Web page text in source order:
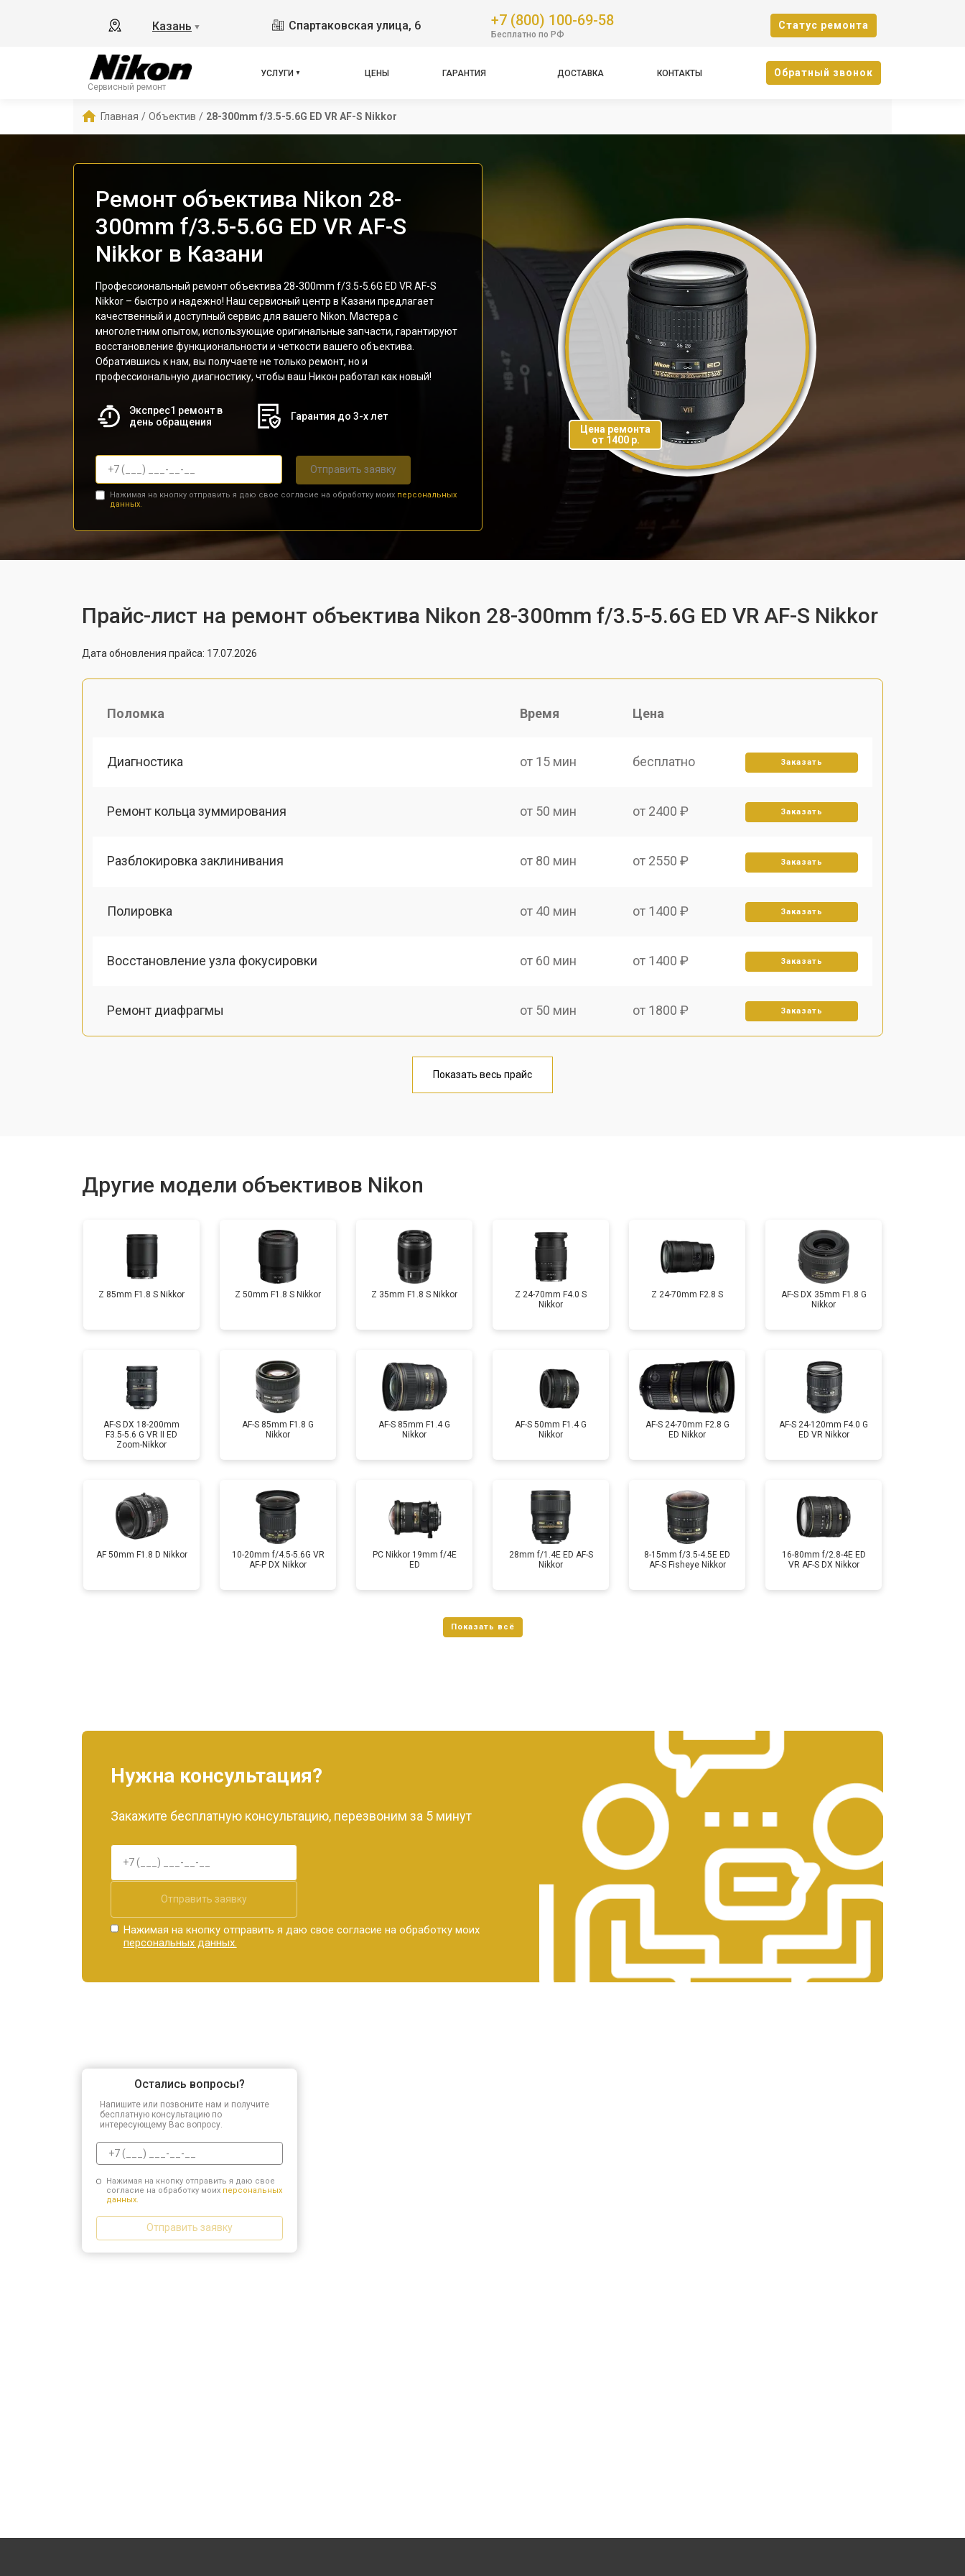
Казань ▼ Спартаковская улица, 6 +7 (800) 100-69-58
Бесплатно по РФ
Cтатус ремонта
Сервисный ремонт
УСЛУГИ ЦЕНЫ ГАРАНТИЯ ДОСТАВКА КОНТАКТЫ Oбратный звонок
Главная / Объектив / 28-300mm f/3.5-5.6G ED VR AF-S Nikkor
Ремонт объектива Nikon 28-
300mm f/3.5-5.6G ED VR AF-S
Nikkor в Казани
Профессиональный ремонт объектива 28-300mm f/3.5-5.6G ED VR AF-S
Nikkor – быстро и надежно! Наш сервисный центр в Казани предлагает
качественный и доступный сервис для вашего Nikon. Мастера с
многолетним опытом, использующие оригинальные запчасти, гарантируют
восстановление функциональности и четкости вашего объектива.
Обратившись к нам, вы получаете не только ремонт, но и
профессиональную диагностику, чтобы ваш Никон работал как новый!
Экспрес1 ремонт в
день обращения
Гарантия до 3-х лет
Отправить заявку
Нажимая на кнопку отправить я даю свое согласие на обработку моих персональных
данных.
Цена ремонта
от 1400 р.
Прайс-лист на ремонт объектива Nikon 28-300mm f/3.5-5.6G ED VR AF-S Nikkor
Дата обновления прайса: 17.07.2026
Поломка Время Цена
Диагностика от 15 мин бесплатно Заказать
Ремонт кольца зуммирования от 50 мин от 2400 ₽ Заказать
Разблокировка заклинивания от 80 мин от 2550 ₽ Заказать
Полировка от 40 мин от 1400 ₽ Заказать
Восстановление узла фокусировки от 60 мин от 1400 ₽ Заказать
Ремонт диафрагмы от 50 мин от 1800 ₽ Заказать
от 60 мин
Ремонт шлейфа оптического стабилизатора от 80 мин от 2600 ₽ Заказать
Показать весь прайс
Другие модели объективов Nikon
Z 85mm F1.8 S Nikkor Z 50mm F1.8 S Nikkor Z 35mm F1.8 S Nikkor
Z 24-70mm F4.0 S
Nikkor
Z 24-70mm F2.8 S
AF-S DX 35mm F1.8 G
Nikkor
AF-S DX 18-200mm
F3.5-5.6 G VR II ED
Zoom-Nikkor
AF-S 85mm F1.8 G
Nikkor
AF-S 85mm F1.4 G
Nikkor
AF-S 50mm F1.4 G
Nikkor
AF-S 24-70mm F2.8 G
ED Nikkor
AF-S 24-120mm F4.0 G
ED VR Nikkor
AF 50mm F1.8 D Nikkor
10-20mm f/4.5-5.6G VR
AF-P DX Nikkor
PC Nikkor 19mm f/4E
ED
28mm f/1.4E ED AF-S
Nikkor
8-15mm f/3.5-4.5E ED
AF-S Fisheye Nikkor
16-80mm f/2.8-4E ED
VR AF-S DX Nikkor
Нужна консультация?
Закажите бесплатную консультацию, перезвоним за 5 минут
Отправить заявку
Нажимая на кнопку отправить я даю свое согласие на обработку моих
персональных данных.
Остались вопросы?
Напишите или позвоните нам и получите
бесплатную консультацию по
интересующему Вас вопросу.
Нажимая на кнопку отправить я даю свое
согласие на обработку моих персональных
данных.
Отправить заявку